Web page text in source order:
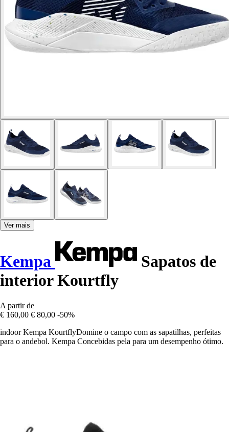
Ver mais
Kempa
Sapatos de
interior Kourtfly
A partir de
€ 160,00 € 80,00 -50%
indoor Kempa KourtflyDomine o campo com as sapatilhas, perfeitas
para o andebol. Kempa Concebidas pela para um desempenho ótimo.